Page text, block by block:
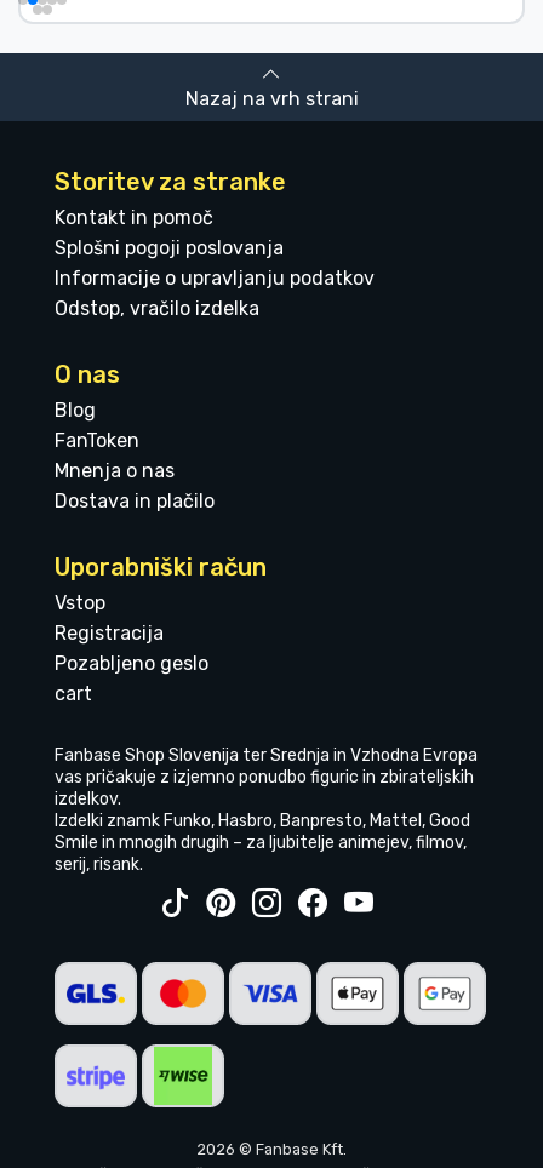
Nazaj na vrh strani
Storitev za stranke
Kontakt in pomoč
Splošni pogoji poslovanja
Informacije o upravljanju podatkov
Odstop, vračilo izdelka
O nas
Blog
FanToken
Mnenja o nas
Dostava in plačilo
Uporabniški račun
Vstop
Registracija
Pozabljeno geslo
cart
Fanbase Shop Slovenija ter Srednja in Vzhodna Evropa
vas pričakuje z izjemno ponudbo figuric in zbirateljskih
izdelkov.
Izdelki znamk Funko, Hasbro, Banpresto, Mattel, Good
Smile in mnogih drugih – za ljubitelje animejev, filmov,
serij, risank.
2026 © Fanbase Kft.